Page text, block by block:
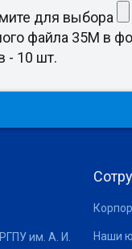
для выбора
файла 35M в
- 10 шт.
им. А. И. Наши